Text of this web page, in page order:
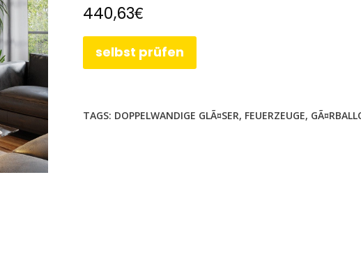
440,63€
selbst prüfen
TAGS: DOPPELWANDIGE GLÃ¤SER, FEUERZEUGE,